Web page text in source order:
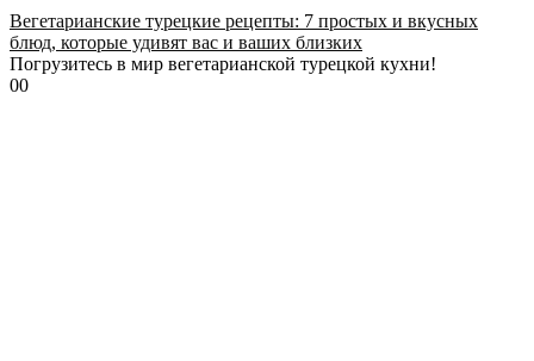
Вегетарианские турецкие рецепты: 7 простых и вкусных
блюд, которые удивят вас и ваших близких
Погрузитесь в мир вегетарианской турецкой кухни!
00